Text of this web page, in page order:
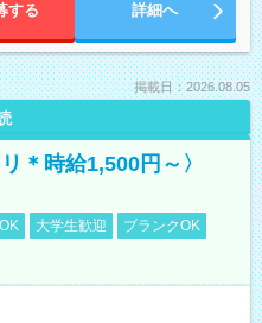
する 詳細へ
掲載日：2026.08.05
＊時給1,500円～〉
大学生歓迎
ブランクOK